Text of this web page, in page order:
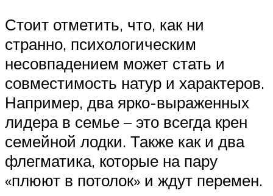
Стоит отметить, что, как ни
странно, психологическим
несовпадением может стать и
совместимость натур и характеров.
Например, два ярко-выраженных
лидера в семье – это всегда крен
семейной лодки. Также как и два
флегматика, которые на пару
«плюют в потолок» и ждут перемен.